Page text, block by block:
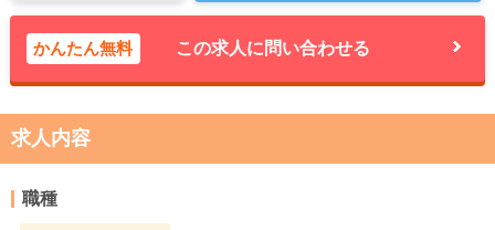
かんたん無料 この求人に問い合わせる
求人内容
職種